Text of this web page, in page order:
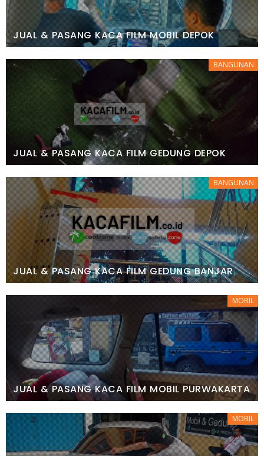
JUAL & PASANG KACA FILM MOBIL DEPOK
BANGUNAN
JUAL & PASANG KACA FILM GEDUNG DEPOK
BANGUNAN
JUAL & PASANG KACA FILM GEDUNG BANJAR
MOBIL
JUAL & PASANG KACA FILM MOBIL PURWAKARTA
MOBIL